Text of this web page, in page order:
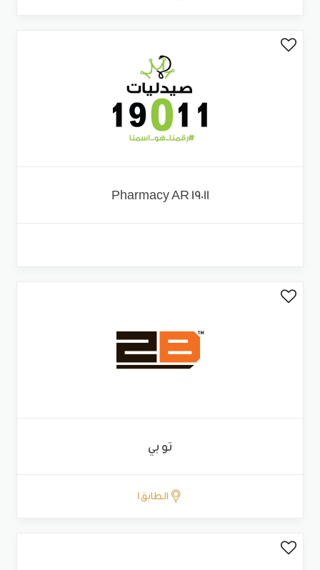
19011 Pharmacy AR
تو بي
الطابق 1